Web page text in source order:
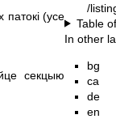
(усе
секцыю
/
Table
In other
bg
ca
de
en